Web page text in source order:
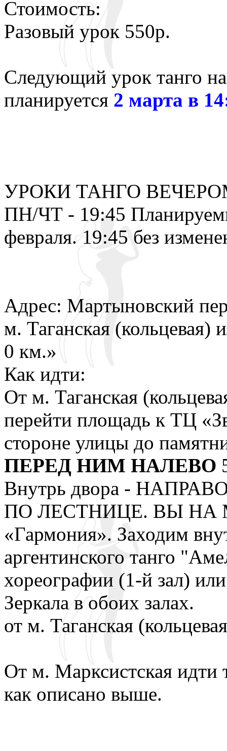
Стоимость:
Разовый урок 550р.
Следующий урок танго
планируется 2 марта в
УРОКИ ТАНГО
ПН/ЧТ - 19:45
февраля. 19:45 без
Адрес: Мартыновский
м. Таганская
0 км.»
Как идти:
От м. Таганская
перейти площадь к ТЦ
стороне улицы до
ПЕРЕД НИМ НАЛЕВО
Внутрь двора -
ПО ЛЕСТНИЦЕ. ВЫ НА
«Гармония». Заходим
аргентинского танго
хореографии (1-й зал)
Зеркала в обоих залах.
от м. Таганская
От м. Марксистская идти
как описано выше.